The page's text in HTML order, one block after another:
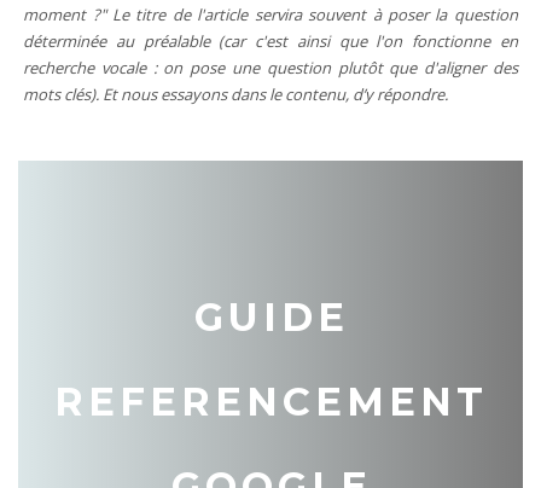
moment ?" Le titre de l'article servira souvent à poser la question
déterminée au préalable (car c'est ainsi que l'on fonctionne en
recherche vocale : on pose une question plutôt que d'aligner des
mots clés). Et nous essayons dans le contenu, d’y répondre.
GUIDE
REFERENCEMENT